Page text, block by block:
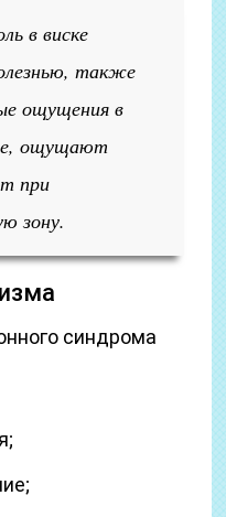
в виске
также
ощущения в
ощущают
при
зону.
синдрома